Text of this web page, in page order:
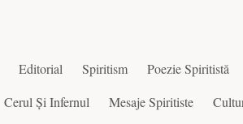
Editorial Spiritism Poezie Spiritistă
Cerul Și Infernul
Mesaje Spiritiste